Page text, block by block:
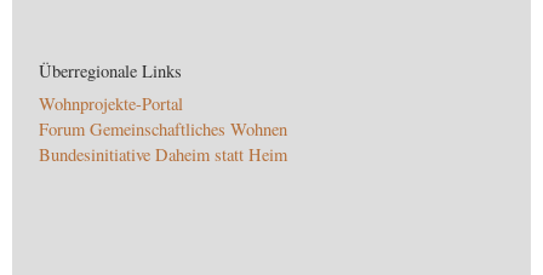
Überregionale Links
Wohnprojekte-Portal
Forum Gemeinschaftliches Wohnen
Bundesinitiative Daheim statt Heim